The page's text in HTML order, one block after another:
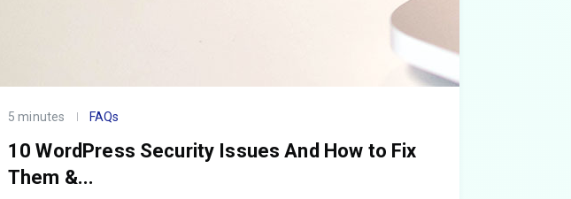
5 minutes FAQs
10 WordPress Security Issues And How to Fix
Them &...